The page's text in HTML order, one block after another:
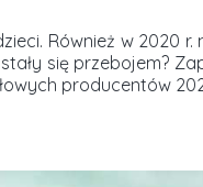
Również w 2020 r.
się przebojem?
producentów